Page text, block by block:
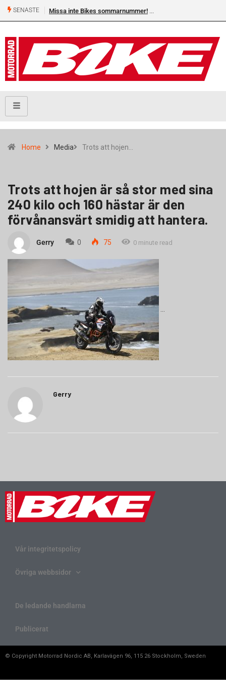
SENASTE Missa inte Bikes sommarnummer!
Home Media Trots att hojen…
Trots att hojen är så stor med sina
240 kilo och 160 hästar är den
förvånansvärt smidig att hantera.
Gerry 0 75 0 minute read
Gerry
Vår integritetspolicy
Övriga webbsidor
De ledande handlarna
Publicerat
© Copyright Motorrad Nordic AB, Karlavägen 96, 115 26 Stockholm, Sweden